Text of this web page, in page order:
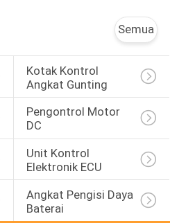
Semua
Kotak Kontrol
Angkat Gunting
Pengontrol Motor
DC
Unit Kontrol
Elektronik ECU
Angkat Pengisi Daya
Baterai